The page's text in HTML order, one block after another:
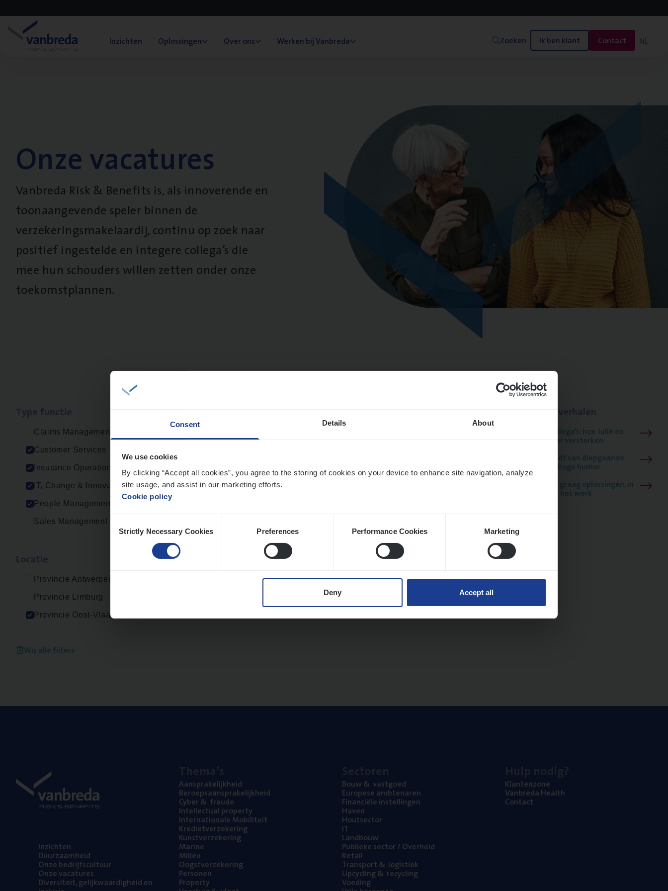
Consent Details About
We use cookies
By clicking “Accept all cookies”, you agree to the storing of cookies on your device to enhance site navigation, analyze
site usage, and assist in our marketing efforts.
Cookie policy
Selection
Strictly Necessary Cookies Preferences Performance Cookies Marketing
Deny Accept all
Inzichten Oplossingen Over ons Werken bij Vanbreda Zoeken Ik ben klant Contact NL
Onze vacatures
Vanbreda Risk & Benefits is, als innoverende en
toonaangevende speler binnen de
verzekeringsmakelaardij, continu op zoek naar
positief ingestelde en integere collega’s die
mee hun schouders willen zetten onder onze
toekomstplannen.
Claims Management
Customer Services
Insurance Operations
IT, Change & Innovation
People Management
Sales Management
Provincie Antwerpen
Provincie Limburg
Provincie Oost-Vlaanderen
Wis alle filters
Meer dan collega’s: hoe Julie en
Aurélie elkaar versterken
Mathias houdt van diepgaande
dossiers én droge humor
Thalia zoekt graag oplossingen, in
games én op het werk
Inzich­ten
Duur­zaam­heid
Onze bedrijfs­cul­tuur
Onze vaca­tu­res
Diver­si­teit, gelijk­waar­dig­heid en
Aan­spra­ke­lijk­heid
Beroeps­aan­spra­ke­lijk­heid
Cyber& fraude
Intel­lec­tu­al property
Inter­na­ti­o­na­le Mobiliteit
Kre­diet­ver­ze­ke­ring
Kunst­ver­ze­ke­ring
Mari­ne
Mili­eu
Oogst­ver­ze­ke­ring
Per­so­nen
Pro­per­ty
Bouw& vastgoed
Euro­pe­se ambtenaren
Finan­ci­ë­le instellingen
Haven
Hout­sec­tor
IT
Land­bouw
Publie­ke sec­tor / Overheid
Retail
Trans­port& logistiek
Upcy­cling& recycling
Voe­ding
Klan­ten­zo­ne
Van­b­re­da Health
Con­tact